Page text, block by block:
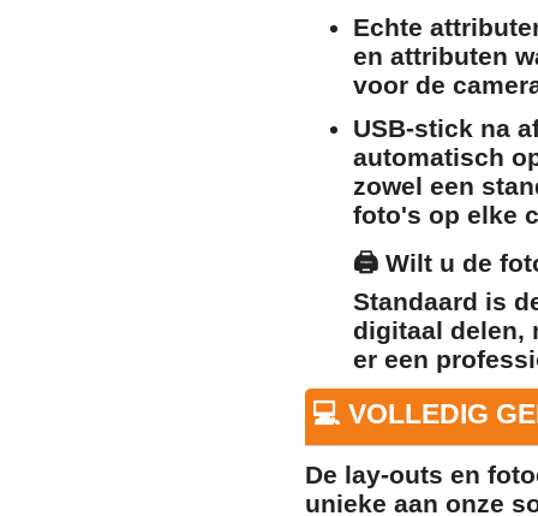
Echte
en attributen
voor de
USB-stick na
automatisch
zowel een
foto's op elke
🖨️ Wilt u de
Standaard is
digitaal delen,
er een
💻 VOLLEDIG
De lay-outs en
unieke aan onze